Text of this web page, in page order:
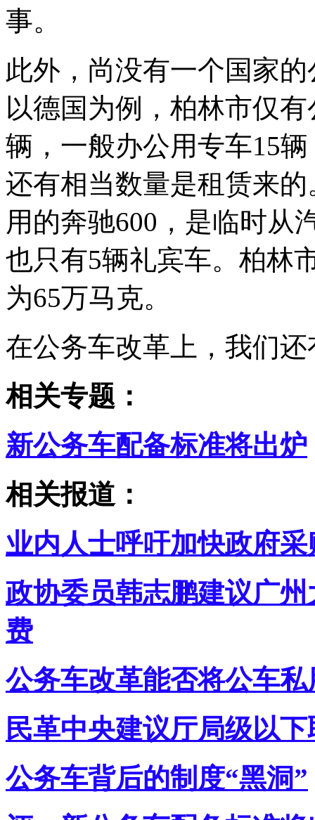
事。
此外，尚没有一个国家
以德国为例，柏林市仅
辆，一般办公用专车15
还有相当数量是租赁来
用的奔驰600，是临时从
也只有5辆礼宾车。柏林
为65万马克。
在公务车改革上，我们
相关专题：
新公务车配备标准将出炉
相关报道：
业内人士呼吁加快政府
政协委员韩志鹏建议广
费
公务车改革能否将公车
民革中央建议厅局级以
公务车背后的制度“黑洞”